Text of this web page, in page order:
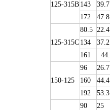
125-315B 143
39.7
172
47.8
125-315C
80.5 22.4
134
37.2
161
150-125
96
26.7
160
44.4
192
53.3
90
25